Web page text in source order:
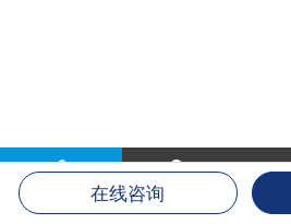
电话咨询
在线咨询